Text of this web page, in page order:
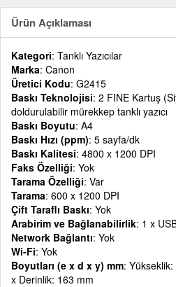
Ürün Açıklaması
Kategori: Tanklı Yazıcılar
Marka: Canon
Üretici Kodu: G2415
Baskı Teknolojisi: 2 FINE Kartuş
doldurulabilir mürekkep tanklı yazıcı
Baskı Boyutu: A4
Baskı Hızı (ppm): 5 sayfa/dk
Baskı Kalitesi: 4800 x 1200 DPI
Faks Özelliği: Yok
Tarama Özelliği: Var
Tarama: 600 x 1200 DPI
Çift Taraflı Baskı: Yok
Arabirim ve Bağlanabilirlik: 1 x
Network Bağlantı: Yok
Wi-Fi: Yok
Boyutları (e x d x y) mm:
x Derinlik: 163 mm